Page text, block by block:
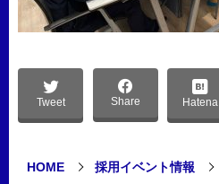
Tweet Share Hatena
HOME
採用イベント情報